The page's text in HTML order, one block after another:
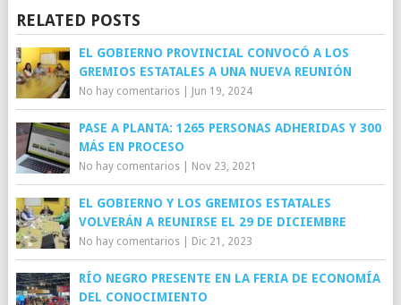
RELATED POSTS
EL GOBIERNO PROVINCIAL CONVOCÓ A LOS
GREMIOS ESTATALES A UNA NUEVA REUNIÓN
No hay comentarios| Jun 19, 2024
PASE A PLANTA: 1265 PERSONAS ADHERIDAS Y 300
MÁS EN PROCESO
No hay comentarios| Nov 23, 2021
EL GOBIERNO Y LOS GREMIOS ESTATALES
VOLVERÁN A REUNIRSE EL 29 DE DICIEMBRE
No hay comentarios| Dic 21, 2023
RÍO NEGRO PRESENTE EN LA FERIA DE ECONOMÍA
DEL CONOCIMIENTO